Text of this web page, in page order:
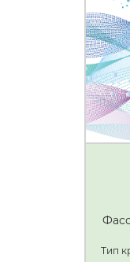
Тип